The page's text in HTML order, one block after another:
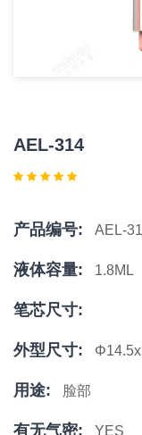
AEL-314
产品编号: AEL-
液体容量: 1.8ML
笔芯尺寸:
外型尺寸:
用途: 脸部
有无气密: YES